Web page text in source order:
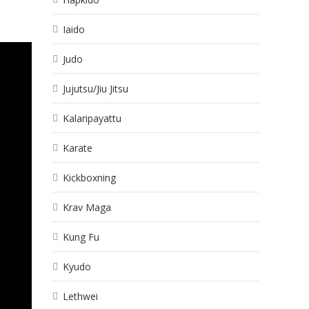
Iaido
Judo
Jujutsu/Jiu Jitsu
Kalaripayattu
Karate
Kickboxning
Krav Maga
Kung Fu
Kyudo
Lethwei